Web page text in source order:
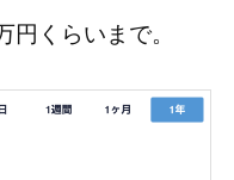
くらいまで。